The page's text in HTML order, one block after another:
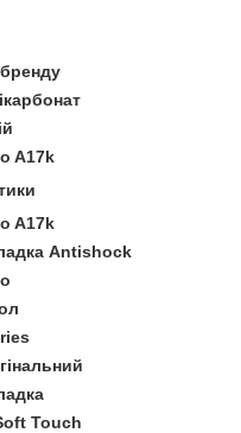
A17k
A17k
Antishock
Touch